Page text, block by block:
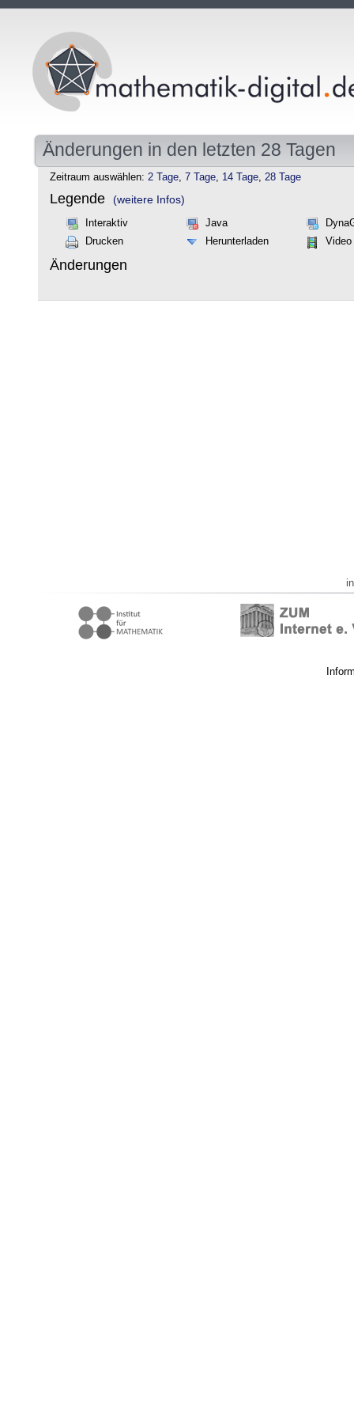
Änderungen in den letzten 28 Tagen
Zeitraum auswählen: 2 Tage, 7 Tage, 14 Tage, 28 Tage
Legende (weitere Infos)
Interaktiv Java
Drucken
Herunterladen Video
Änderungen